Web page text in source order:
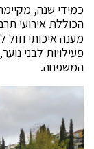
כמידי שנה,
הכוללת אירועי
מענה איכותי
פעילויות לבני
המשפחה.